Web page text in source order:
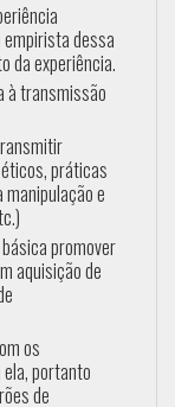
dessa
da experiência.
à transmissão
práticas
e
promover
aquisição de
os
portanto
de